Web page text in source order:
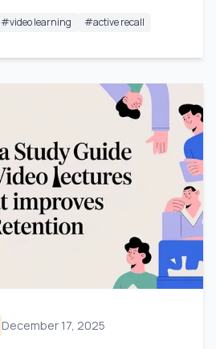
#video learning #active recall
December 17, 2025